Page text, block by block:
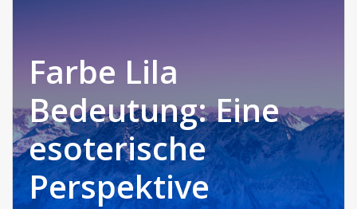
Farbe Lila
Bedeutung: Eine
esoterische
Perspektive